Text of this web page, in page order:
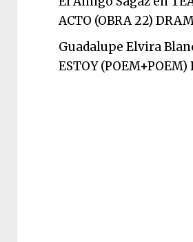
ACTO (OBRA 22)
Guadalupe Elvira
ESTOY